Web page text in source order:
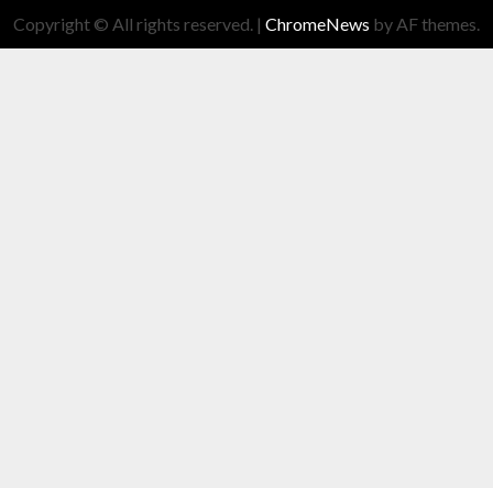
Copyright © All rights reserved. | ChromeNews by AF themes.